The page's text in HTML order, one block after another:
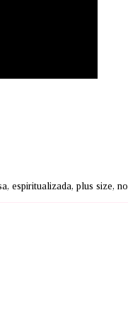
espiritualizada, plus size,